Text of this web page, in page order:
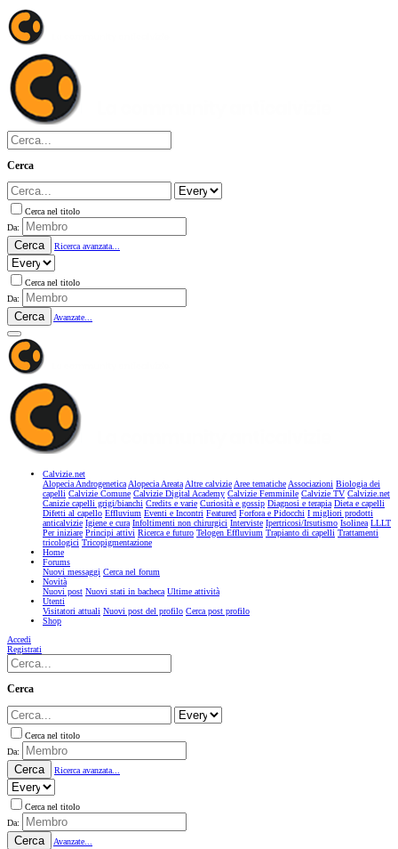
Cerca
Cerca nel titolo
Da:
Cerca Ricerca avanzata...
Cerca nel titolo
Da:
Cerca Avanzate...
Calvizie.net
Alopecia AndrogeneticaAlopecia AreataAltre calvizieAree tematicheAssociazioni Biologia dei
capelli Calvizie Comune Calvizie Digital Academy Calvizie Femminile Calvizie TV Calvizie.net
Canizie capelli grigi/bianchi Credits e varie Curiosità e gossip Diagnosi e terapia Dieta e capelli
Difetti al capello Effluvium Eventi e Incontri Featured Forfora e Pidocchi I migliori prodotti
anticalvizie Igiene e cura Infoltimenti non chirurgici Interviste Ipertricosi/Irsutismo Isolinea LLLT
Per iniziare Principi attivi Ricerca e futuro Telogen Effluvium Trapianto di capelli Trattamenti
tricologici Tricopigmentazione
Home
Forums
Nuovi messaggi Cerca nel forum
Novità
Nuovi post Nuovi stati in bacheca Ultime attività
Utenti
Visitatori attuali Nuovi post del profilo Cerca post profilo
Shop
Accedi
Registrati
Cerca
Cerca nel titolo
Da:
Cerca Ricerca avanzata...
Cerca nel titolo
Da:
Cerca
Avanzate...